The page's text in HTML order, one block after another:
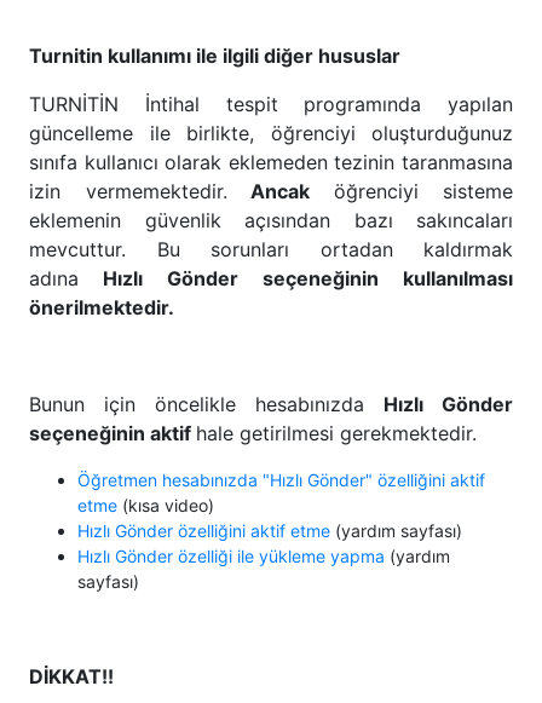
Turnitin kullanımı ile ilgili diğer hususlar
TURNİTİN İntihal tespit programında yapılan
güncelleme ile birlikte, öğrenciyi oluşturduğunuz
sınıfa kullanıcı olarak eklemeden tezinin taranmasına
izin vermemektedir. Ancak öğrenciyi sisteme
eklemenin güvenlik açısından bazı sakıncaları
mevcuttur. Bu sorunları ortadan kaldırmak
adına Hızlı Gönder seçeneğinin kullanılması
önerilmektedir.
Bunun için öncelikle hesabınızda Hızlı Gönder
seçeneğinin aktif hale getirilmesi gerekmektedir.
Öğretmen hesabınızda "Hızlı Gönder" özelliğini aktif
etme (kısa video)
Hızlı Gönder özelliğini aktif etme (yardım sayfası)
Hızlı Gönder özelliği ile yükleme yapma (yardım
sayfası)
DİKKAT!!